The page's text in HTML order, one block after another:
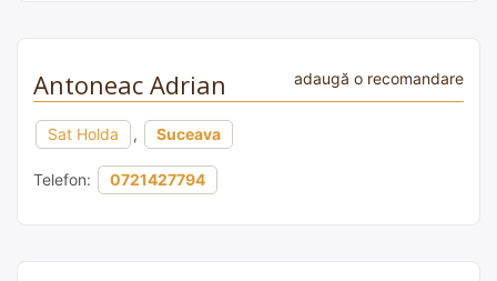
Antoneac Adrian adaugă o recomandare
Sat Holda , Suceava
Telefon: 0721427794